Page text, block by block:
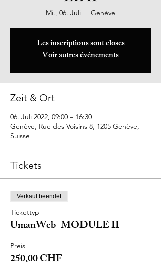
Mi., 06. Juli
  |
Genève
Les inscriptions sont closes
Voir autres événements
Zeit & Ort
06. Juli 2022, 09:00 – 16:30
Genève, Rue des Voisins 8, 1205 Genève,
Suisse
Tickets
Verkauf beendet
Tickettyp
UmanWeb_MODULE II
Preis